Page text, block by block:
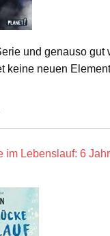
und genauso gut
keine neuen
im Lebenslauf: 6